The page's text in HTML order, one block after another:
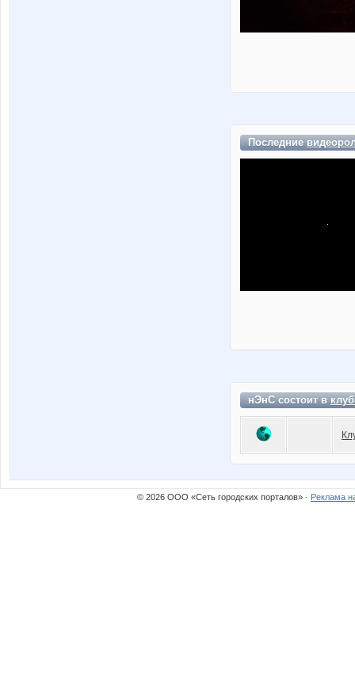
Последние
нЭнС состоит в
© 2026 ООО «Сеть городских порталов» · Реклама